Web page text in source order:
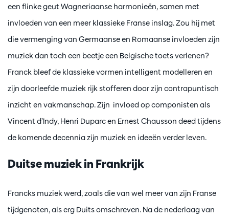
een flinke geut Wagneriaanse harmonieën, samen met
invloeden van een meer klassieke Franse inslag. Zou hij met
die vermenging van Germaanse en Romaanse invloeden zijn
muziek dan toch een beetje een Belgische toets verlenen?
Franck bleef de klassieke vormen intelligent modelleren en
zijn doorleefde muziek rijk stofferen door zijn contrapuntisch
inzicht en vakmanschap. Zijn invloed op componisten als
Vincent d’Indy, Henri Duparc en Ernest Chausson deed tijdens
de komende decennia zijn muziek en ideeën verder leven.
Duitse muziek in Frankrijk
Francks muziek werd, zoals die van wel meer van zijn Franse
tijdgenoten, als erg Duits omschreven. Na de nederlaag van